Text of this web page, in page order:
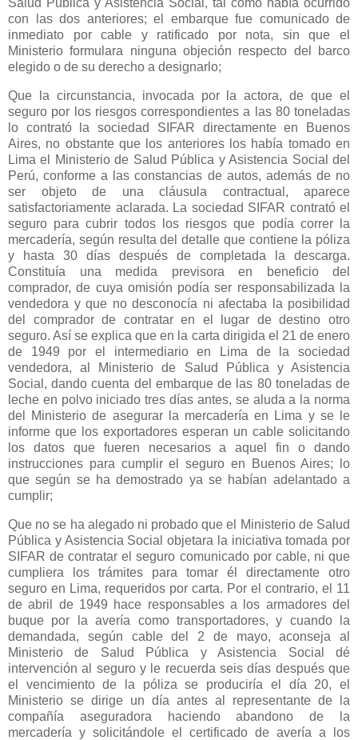
Salud Pública y Asistencia Social, tal como había ocurrido
con las dos anteriores; el embarque fue comunicado de
inmediato por cable y ratificado por nota, sin que el
Ministerio formulara ninguna objeción respecto del barco
elegido o de su derecho a designarlo;
Que la circunstancia, invocada por la actora, de que el
seguro por los riesgos correspondientes a las 80 toneladas
lo contrató la sociedad SIFAR directamente en Buenos
Aires, no obstante que los anteriores los había tomado en
Lima el Ministerio de Salud Pública y Asistencia Social del
Perú, conforme a las constancias de autos, además de no
ser objeto de una cláusula contractual, aparece
satisfactoriamente aclarada. La sociedad SIFAR contrató el
seguro para cubrir todos los riesgos que podía correr la
mercadería, según resulta del detalle que contiene la póliza
y hasta 30 días después de completada la descarga.
Constituía una medida previsora en beneficio del
comprador, de cuya omisión podía ser responsabilizada la
vendedora y que no desconocía ni afectaba la posibilidad
del comprador de contratar en el lugar de destino otro
seguro. Así se explica que en la carta dirigida el 21 de enero
de 1949 por el intermediario en Lima de la sociedad
vendedora, al Ministerio de Salud Pública y Asistencia
Social, dando cuenta del embarque de las 80 toneladas de
leche en polvo iniciado tres días antes, se aluda a la norma
del Ministerio de asegurar la mercadería en Lima y se le
informe que los exportadores esperan un cable solicitando
los datos que fueren necesarios a aquel fin o dando
instrucciones para cumplir el seguro en Buenos Aires; lo
que según se ha demostrado ya se habían adelantado a
cumplir;
Que no se ha alegado ni probado que el Ministerio de Salud
Pública y Asistencia Social objetara la iniciativa tomada por
SIFAR de contratar el seguro comunicado por cable, ni que
cumpliera los trámites para tomar él directamente otro
seguro en Lima, requeridos por carta. Por el contrario, el 11
de abril de 1949 hace responsables a los armadores del
buque por la avería como transportadores, y cuando la
demandada, según cable del 2 de mayo, aconseja al
Ministerio de Salud Pública y Asistencia Social dé
intervención al seguro y le recuerda seis días después que
el vencimiento de la póliza se produciría el día 20, el
Ministerio se dirige un día antes al representante de la
compañía aseguradora haciendo abandono de la
mercadería y solicitándole el certificado de avería a los